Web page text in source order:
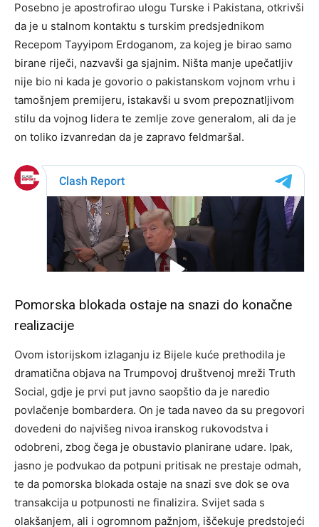
Posebno je apostrofirao ulogu Turske i Pakistana, otkrivši
da je u stalnom kontaktu s turskim predsjednikom
Recepom Tayyipom Erdoganom, za kojeg je birao samo
birane riječi, nazvavši ga sjajnim. Ništa manje upečatljiv
nije bio ni kada je govorio o pakistanskom vojnom vrhu i
tamošnjem premijeru, istakavši u svom prepoznatljivom
stilu da vojnog lidera te zemlje zove generalom, ali da je
on toliko izvanredan da je zapravo feldmaršal.
Pomorska blokada ostaje na snazi do konačne
realizacije
Ovom istorijskom izlaganju iz Bijele kuće prethodila je
dramatična objava na Trumpovoj društvenoj mreži Truth
Social, gdje je prvi put javno saopštio da je naredio
povlačenje bombardera. On je tada naveo da su pregovori
dovedeni do najvišeg nivoa iranskog rukovodstva i
odobreni, zbog čega je obustavio planirane udare. Ipak,
jasno je podvukao da potpuni pritisak ne prestaje odmah,
te da pomorska blokada ostaje na snazi sve dok se ova
transakcija u potpunosti ne finalizira. Svijet sada s
olakšanjem, ali i ogromnom pažnjom, iščekuje predstojeći